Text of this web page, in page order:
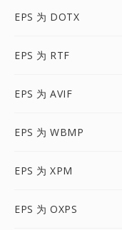
EPS 为 DOTX
EPS 为 RTF
EPS 为 AVIF
EPS 为 WBMP
EPS 为 XPM
EPS 为 OXPS